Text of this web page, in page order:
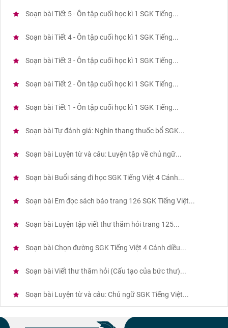
Soạn bài Tiết 5 - Ôn tập cuối học kì 1 SGK Tiếng...
Soạn bài Tiết 4 - Ôn tập cuối học kì 1 SGK Tiếng...
Soạn bài Tiết 3 - Ôn tập cuối học kì 1 SGK Tiếng...
Soạn bài Tiết 2 - Ôn tập cuối học kì 1 SGK Tiếng...
Soạn bài Tiết 1 - Ôn tập cuối học kì 1 SGK Tiếng...
Soạn bài Tự đánh giá: Nghìn thang thuốc bổ SGK...
Soạn bài Luyện từ và câu: Luyện tập về chủ ngữ...
Soạn bài Buổi sáng đi học SGK Tiếng Việt 4 Cánh...
Soạn bài Em đọc sách báo trang 126 SGK Tiếng Việt...
Soạn bài Luyện tập viết thư thăm hỏi trang 125...
Soạn bài Chọn đường SGK Tiếng Việt 4 Cánh diều...
Soạn bài Viết thư thăm hỏi (Cấu tạo của bức thư)...
Soạn bài Luyện từ và câu: Chủ ngữ SGK Tiếng Việt...